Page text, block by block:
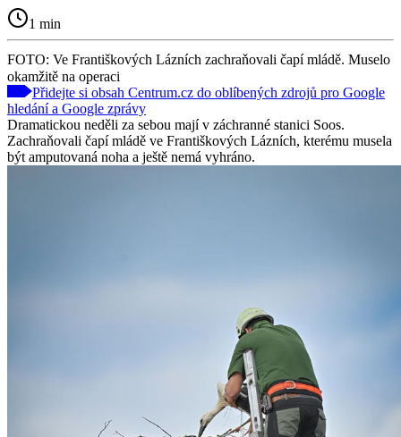
1 min
FOTO: Ve Františkových Lázních zachraňovali čapí mládě. Muselo
okamžitě na operaci
Přidejte si obsah Centrum.cz do oblíbených zdrojů pro Google
hledání a Google zprávy
Dramatickou neděli za sebou mají v záchranné stanici Soos.
Zachraňovali čapí mládě ve Františkových Lázních, kterému musela
být amputovaná noha a ještě nemá vyhráno.